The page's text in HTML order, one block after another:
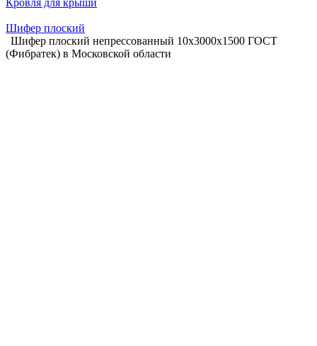
Кровля для крыши
Шифер плоский
Шифер плоский непрессованный 10х3000х1500 ГОСТ
(Фибратек) в Московской области